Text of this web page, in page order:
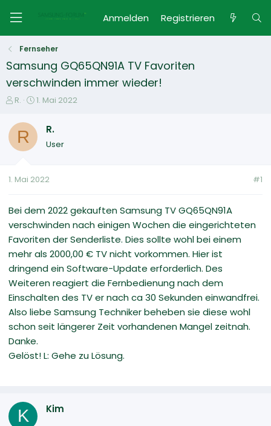
Anmelden Registrieren
Fernseher
Samsung GQ65QN91A TV Favoriten
verschwinden immer wieder!
E
s
e
e
R.
E
t
t
m
1. Mai 2022
R R.
User
1. Mai 2022 #1
Bei dem 2022 gekauften Samsung TV GQ65QN91A
verschwinden nach einigen Wochen die eingerichteten
Favoriten der Senderliste. Dies sollte wohl bei einem
mehr als 2000,00 € TV nicht vorkommen. Hier ist
dringend ein Software-Update erforderlich. Des
Weiteren reagiert die Fernbedienung nach dem
Einschalten des TV er nach ca 30 Sekunden einwandfrei.
Also liebe Samsung Techniker beheben sie diese wohl
schon seit längerer Zeit vorhandenen Mangel zeitnah.
Danke.
Gelöst! L: Gehe zu Lösung.
K Kim